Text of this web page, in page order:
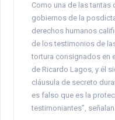
Como una de las
gobiernos de la
derechos humanos
de los testimonios de
tortura consignados en
de Ricardo Lagos, y él
cláusula de secreto
es falso que es la
testimoniantes”, señalan.